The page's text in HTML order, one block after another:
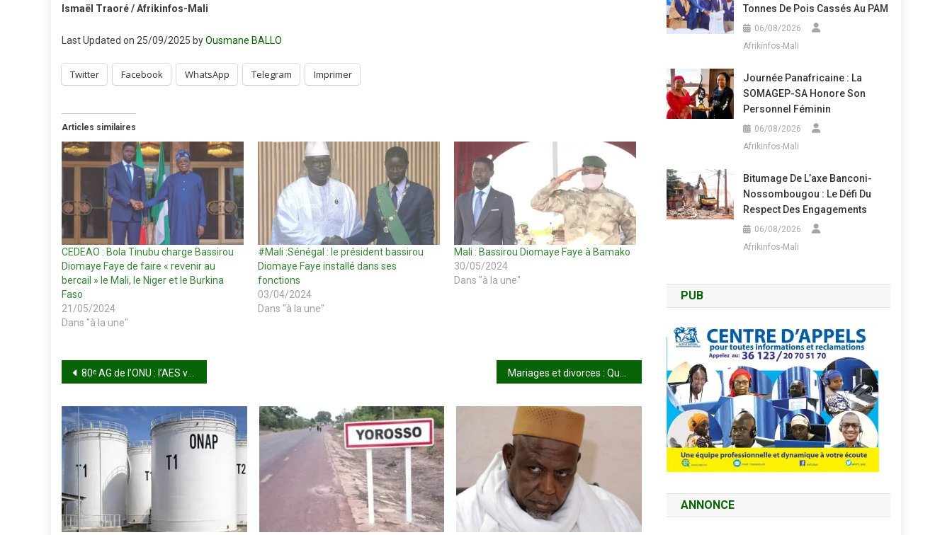
Ismaël Traoré / Afrikinfos-Mali
Last Updated on 25/09/2025 byOusmane BALLO
Twitter Facebook WhatsApp Telegram Imprimer
Articles similaires
CEDEAO : Bola Tinubu charge Bassirou
Diomaye Faye de faire « revenir au
bercail » le Mali, le Niger et le Burkina
Faso
21/05/2024
Dans "à la une"
#Mali :Sénégal : le président bassirou
Diomaye Faye installé dans ses
fonctions
03/04/2024
Dans "à la une"
Mali : Bassirou Diomaye Faye à Bamako
30/05/2024
Dans "à la une"
Navigation
de
l’article
80ᵉ AG de l’ONU : l’AES veut parler d’une seule voix Mariages et divorces : Quand le poids de la bourse détermine la durée du certificat
Tonnes De Pois Cassés Au PAM
06/08/2026
Afrikinfos-Mali
Journée Panafricaine : La
SOMAGEP-SA Honore Son
Personnel Féminin
06/08/2026
Afrikinfos-Mali
Bitumage De L’axe Banconi-
Nossombougou : Le Défi Du
Respect Des Engagements
06/08/2026
Afrikinfos-Mali
PUB
ANNONCE